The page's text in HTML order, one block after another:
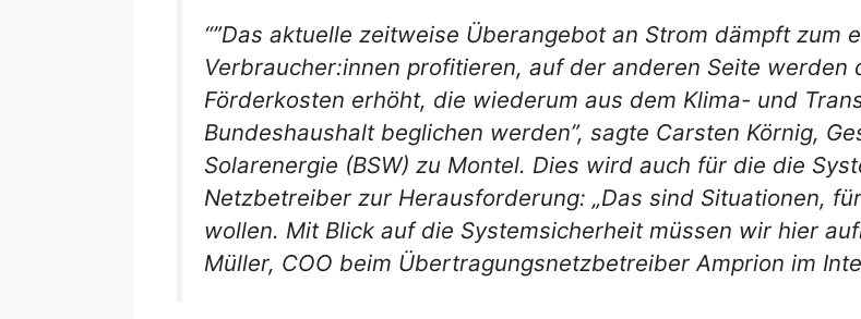
“”Das aktuelle zeitweise Überangebot an Strom dämpft zum
Verbraucher:innen profitieren, auf der anderen Seite werden
Förderkosten erhöht, die wiederum aus dem Klima- und
Bundeshaushalt beglichen werden”, sagte Carsten Körnig,
Solarenergie (BSW) zu Montel. Dies wird auch für die die
Netzbetreiber zur Herausforderung: „Das sind Situationen,
wollen. Mit Blick auf die Systemsicherheit müssen wir hier
Müller, COO beim Übertragungsnetzbetreiber Amprion im